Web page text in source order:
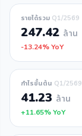
รายได้รวม Q1/2569
247.42 ล้าน
-13.24% YoY
กำไรขั้นต้น Q1/2569
41.23 ล้าน
+11.65% YoY